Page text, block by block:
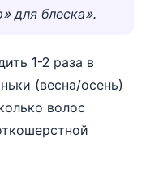
для блеска».
1-2 раза в
(весна/осень)
волос